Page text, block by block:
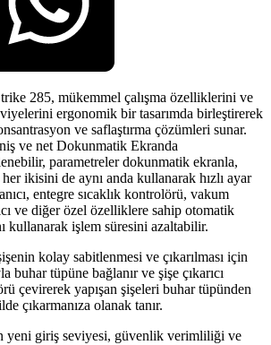
285, mükemmel çalışma özelliklerini ve
ergonomik bir tasarımda birleştirerek
ve saflaştırma çözümleri sunar.
ve net Dokunmatik Ekranda
parametreler dokunmatik ekranla,
ikisini de aynı anda kullanarak hızlı ayar
entegre sıcaklık kontrolörü, vakum
ve diğer özel özelliklere sahip otomatik
kullanarak işlem süresini azaltabilir.
kolay sabitlenmesi ve çıkarılması için
buhar tüpüne bağlanır ve şişe çıkarıcı
çevirerek yapışan şişeleri buhar tüpünden
çıkarmanıza olanak tanır.
yeni giriş seviyesi, güvenlik verimliliği ve